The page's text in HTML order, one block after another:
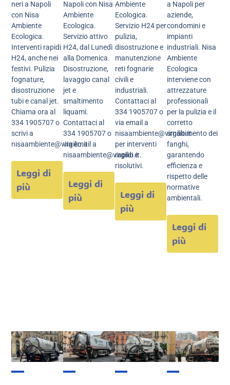
neri a Napoli
con Nisa
Ambiente
Ecologica.
Interventi rapidi
H24, anche nei
festivi. Pulizia
fognature,
disostruzione
tubi e canal jet.
Chiama ora al
334 1905707 o
scrivi a
nisaambiente@virgilio.it
Leggi di
più
Napoli con Nisa
Ambiente
Ecologica.
Servizio attivo
H24, dal Lunedì
alla Domenica.
Disostruzione,
lavaggio canal
jet e
smaltimento
liquami.
Contattaci al
334 1905707 o
via email a
nisaambiente@virgilio.it.
Leggi di
più
Ambiente
Ecologica.
Servizio H24 per
pulizia,
disostruzione e
manutenzione
reti fognarie
civili e
industriali.
Contattaci al
334 1905707 o
via email a
nisaambiente@virgilio.it
per interventi
rapidi e
risolutivi.
Leggi di
più
a Napoli per
aziende,
condomini e
impianti
industriali. Nisa
Ambiente
Ecologica
interviene con
attrezzature
professionali
per la pulizia e il
corretto
smaltimento dei
fanghi,
garantendo
efficienza e
rispetto delle
normative
ambientali.
Leggi di
più